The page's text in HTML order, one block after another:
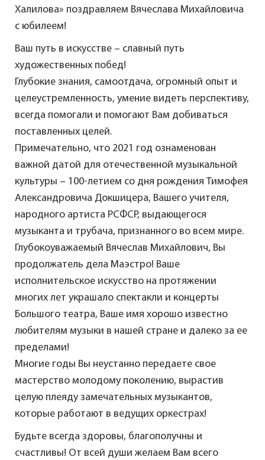
Халилова» поздравляем Вячеслава Михайловича
с юбилеем!
Ваш путь в искусстве – славный путь
художественных побед!
Глубокие знания, самоотдача, огромный опыт и
целеустремленность, умение видеть перспективу,
всегда помогали и помогают Вам добиваться
поставленных целей.
Примечательно, что 2021 год ознаменован
важной датой для отечественной музыкальной
культуры – 100-летием со дня рождения Тимофея
Александровича Докшицера, Вашего учителя,
народного артиста РСФСР, выдающегося
музыканта и трубача, признанного во всем мире.
Глубокоуважаемый Вячеслав Михайлович, Вы
продолжатель дела Маэстро! Ваше
исполнительское искусство на протяжении
многих лет украшало спектакли и концерты
Большого театра, Ваше имя хорошо известно
любителям музыки в нашей стране и далеко за ее
пределами!
Многие годы Вы неустанно передаете свое
мастерство молодому поколению, вырастив
целую плеяду замечательных музыкантов,
которые работают в ведущих оркестрах!
Будьте всегда здоровы, благополучны и
счастливы! От всей души желаем Вам всего